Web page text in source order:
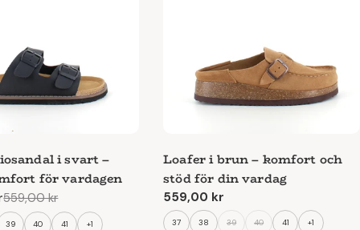
i svart –
för vardagen
559,00 kr
39 40 41 +1
Loafer i brun – komfort och
stöd för din vardag
Ordinarie
pris
559,00 kr
37 38 39 40 41 +1